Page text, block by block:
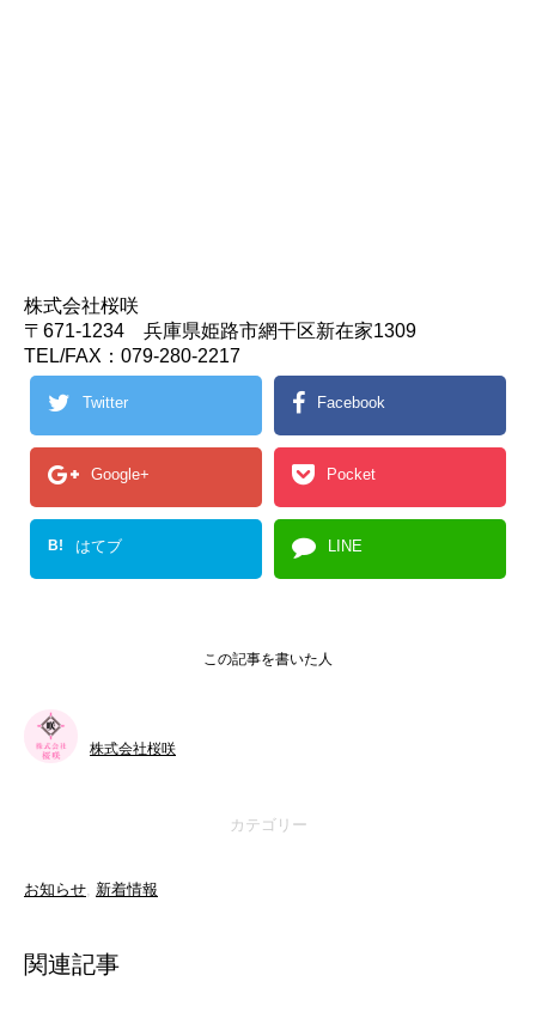
株式会社桜咲
〒671-1234 兵庫県姫路市網干区新在家1309
TEL/FAX：079-280-2217
Twitter Facebook
Google+ Pocket
B! はてブ LINE
この記事を書いた人
株式会社桜咲
カテゴリー
お知らせ, 新着情報
関連記事